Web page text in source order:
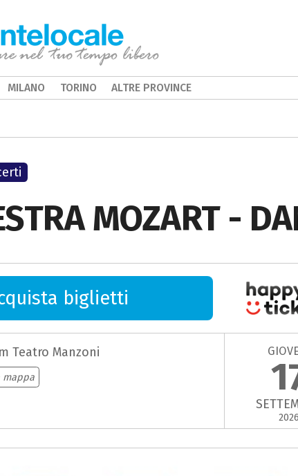
MOZART -
biglietti
Teatro Manzoni
mappa
2026
MILANO TORINO ALTRE PROVINCE